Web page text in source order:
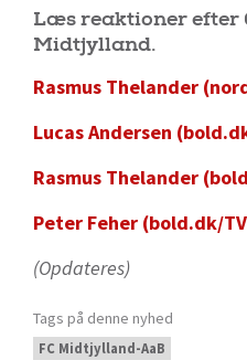
Læs reaktioner efter
Midtjylland.
Rasmus Thelander
Lucas Andersen
Rasmus Thelander
Peter Feher (bold.dk/
(Opdateres)
Tags på denne nyhed
FC Midtjylland-AaB